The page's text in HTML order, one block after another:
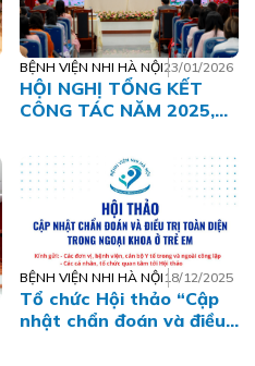
BỆNH VIỆN NHI HÀ NỘI23/01/2026
HỘI NGHỊ TỔNG KẾT
CÔNG TÁC NĂM 2025,
VỤ NĂM 2026 VÀ HỘI
NGHỊ CÁN BỘ, CÔNG
CHỨC, VIÊN CHỨC,
NGƯỜI LAO ĐỘNG BỆNH
VIỆN NHI HÀ NỘI NĂM
2026
BỆNH VIỆN NHI HÀ NỘI 18/12/2025
Tổ chức Hội thảo “Cập
nhật chẩn đoán và điều